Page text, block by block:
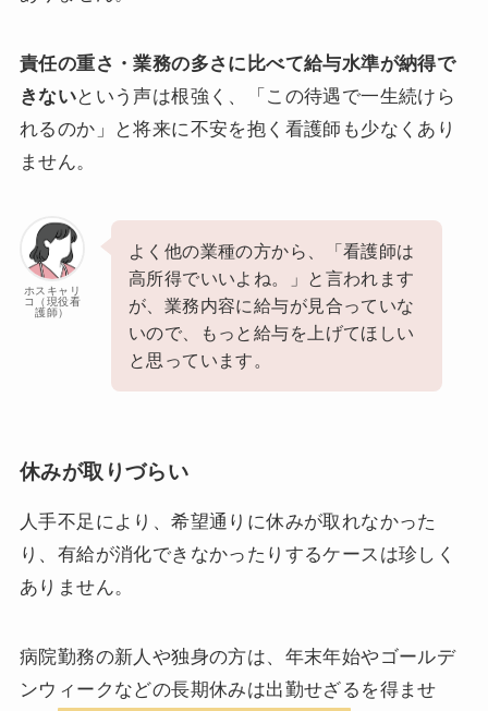
責任の重さ・業務の多さに比べて給与水準が納得で
きないという声は根強く、「この待遇で一生続けら
れるのか」と将来に不安を抱く看護師も少なくあり
ません。
ホスキャリ
コ（現役看
護師）
よく他の業種の方から、「看護師は
高所得でいいよね。」と言われます
が、業務内容に給与が見合っていな
いので、もっと給与を上げてほしい
と思っています。
休みが取りづらい
人手不足により、希望通りに休みが取れなかった
り、有給が消化できなかったりするケースは珍しく
ありません。
病院勤務の新人や独身の方は、年末年始やゴールデ
ンウィークなどの長期休みは出勤せざるを得ませ